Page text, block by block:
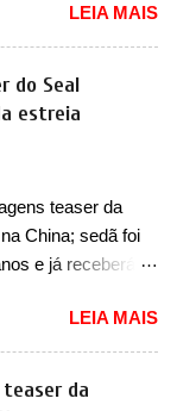
Pulse e
do que uma
no
anos era
chagaria ao
ela é a prova viva
se mexe sim. Ao
o mais
perdurou no
e com
da
geração do
do zero,
formas
Volkswagen
chegava
A invasão de 1994
alemães,
LEIA MAIS
do Seal
estreia
teaser da
China; sedã foi
e já receberá a
uma mudança
sedãs
à linha Ocean.
no segundo
LEIA MAIS
teaser da